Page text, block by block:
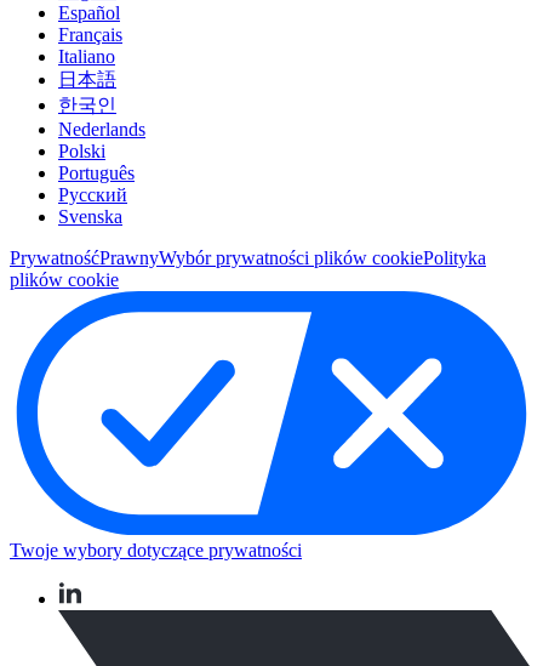
Español
Français
Italiano
日本語
한국인
Nederlands
Polski
Português
Pусский
Svenska
PrywatnośćPrawnyWybór prywatności plików cookiePolityka
plików cookie
Twoje wybory dotyczące prywatności